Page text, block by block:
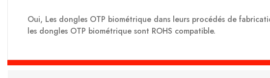
Oui, Les dongles OTP biométrique dans leurs procédés de
les dongles OTP biométrique sont ROHS compatible.